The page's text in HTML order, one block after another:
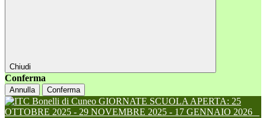
Chiudi
Conferma
Annulla Conferma
GIORNATE SCUOLA APERTA: 25
OTTOBRE 2025 - 29 NOVEMBRE 2025 - 17 GENNAIO 2026